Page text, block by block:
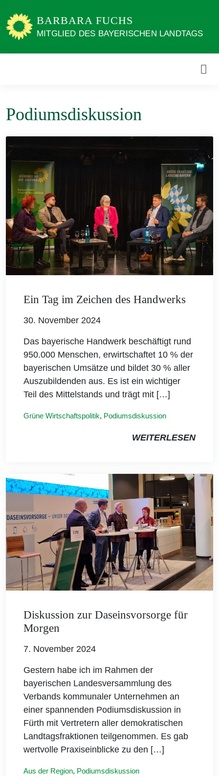
zum
Inhalt
BARBARA FUCHS
MITGLIED DES BAYERISCHEN LANDTAGS
Podiumsdiskussion
Ein Tag im Zeichen des Handwerks
30. November 2024
Das bayerische Handwerk beschäftigt rund
950.000 Menschen, erwirtschaftet 10 % der
bayerischen Umsätze und bildet 30 % aller
Auszubildenden aus. Es ist ein wichtiger
Teil des Mittelstands und trägt mit […]
Grüne Wirtschaftspolitik, Podiumsdiskussion
WEITERLESEN
Diskussion zur Daseinsvorsorge für
Morgen
7. November 2024
Gestern habe ich im Rahmen der
bayerischen Landesversammlung des
Verbands kommunaler Unternehmen an
einer spannenden Podiumsdiskussion in
Fürth mit Vertretern aller demokratischen
Landtagsfraktionen teilgenommen. Es gab
wertvolle Praxiseinblicke zu den […]
Aus der Region, Podiumsdiskussion